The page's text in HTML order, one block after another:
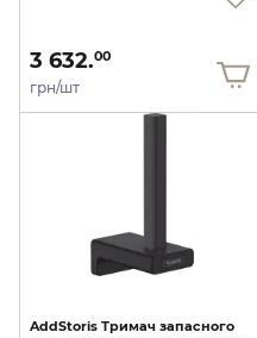
3 632.00
грн/шт
AddStoris Тримач запасного